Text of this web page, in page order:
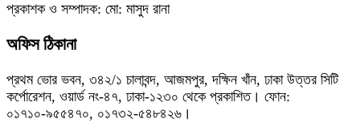
প্রকাশক ও সম্পাদক: মো: মাসুদ রানা
অফিস ঠিকানা
প্রথম ভোর ভবন, ৩৪২/১ চালাবন্দ, আজমপুর, দক্ষিন খাঁন, ঢাকা উত্তর সিটি
কর্পোরেশন, ওয়ার্ড নং-৪৭, ঢাকা-১২৩০ থেকে প্রকাশিত। ফোন:
০১৭১০-৯৫৫৪৭০, ০১৭৩২-৫৪৮৪২৬।